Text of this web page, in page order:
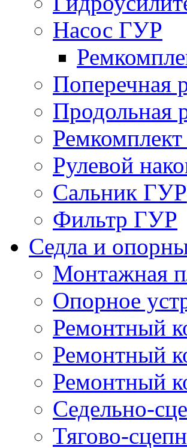
Насос ГУР
Поперечная
Продольная
Ремкомплект
Рулевой
Сальник ГУР
Фильтр ГУР
Седла и
Монтажная
Опорное
Ремонтный
Ремонтный
Ремонтный
Седельно-
Тягово-